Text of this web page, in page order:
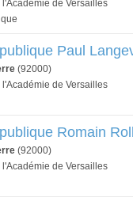
de Versailles
Paul
(92000)
de Versailles
Romain
(92000)
de Versailles